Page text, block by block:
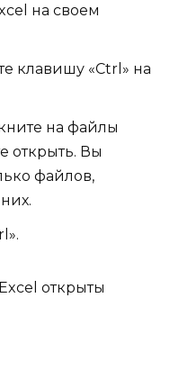
на своем
клавишу «Ctrl» на
на файлы
открыть. Вы
файлов,
открыты